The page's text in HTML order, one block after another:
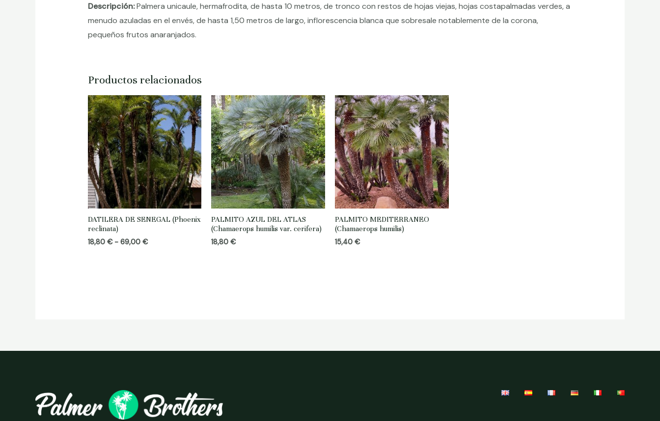
Descripción:Palmera unicaule, hermafrodita, de hasta 10 metros, de tronco con restos de hojas viejas, hojas costapalmadas verdes, a
menudo azuladas en el envés, de hasta 1,50 metros de largo, inflorescencia blanca que sobresale notablemente de la corona,
pequeños frutos anaranjados.
Productos relacionados
DATILERA DE SENEGAL (Phoenix
reclinata)
18,80 € - 69,00 €Rango
PALMITO AZUL DEL ATLAS
(Chamaerops humilis var. cerifera)
18,80€
PALMITO MEDITERRANEO
(Chamaerops humilis)
15,40 €